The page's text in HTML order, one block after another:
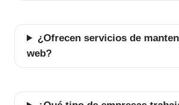
¿Ofrecen servicios de
web?